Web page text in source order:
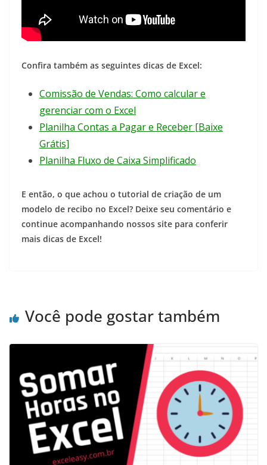
Confira também as seguintes dicas de Excel:
Comissão de Vendas: Como calcular e
gerenciar com o Excel
Planilha Contas a Pagar e Receber [Baixe
Grátis]
Planilha Fluxo de Caixa Simplificado
E então, o que achou o tutorial de criação de um
modelo de recibo no Excel? Deixe seu comentário e
continue acompanhando nossos site para conferir
mais dicas de Excel!
Você pode gostar também